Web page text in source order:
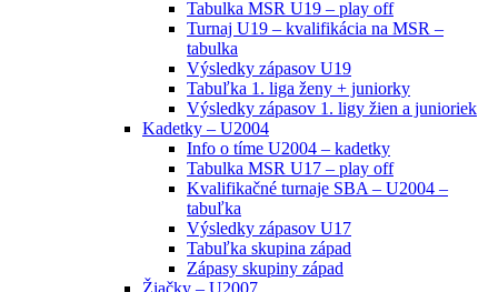
Tabulka MSR U19 – play off
Turnaj U19 – kvalifikácia na MSR –
tabulka
Výsledky zápasov U19
Tabuľka 1. liga ženy + juniorky
Výsledky zápasov 1. ligy žien a junioriek
Kadetky – U2004
Info o tíme U2004 – kadetky
Tabulka MSR U17 – play off
Kvalifikačné turnaje SBA – U2004 –
tabuľka
Výsledky zápasov U17
Tabuľka skupina západ
Zápasy skupiny západ
Žiačky – U2007